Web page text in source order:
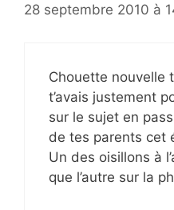
28 septembre 2010 à
Chouette nouvelle
t’avais justement
sur le sujet en
de tes parents cet
Un des oisillons à
que l’autre sur la